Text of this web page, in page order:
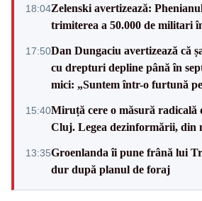
18:04Zelenski avertizează:
trimiterea a 50.000 de militari
17:50Dan Dungaciu avertizează că
cu drepturi depline până în
mici: „Suntem într-o furtună
15:40Miruță cere o măsură radicală
Cluj. Legea dezinformării, din
13:35Groenlanda îi pune frână lui
dur după planul de foraj